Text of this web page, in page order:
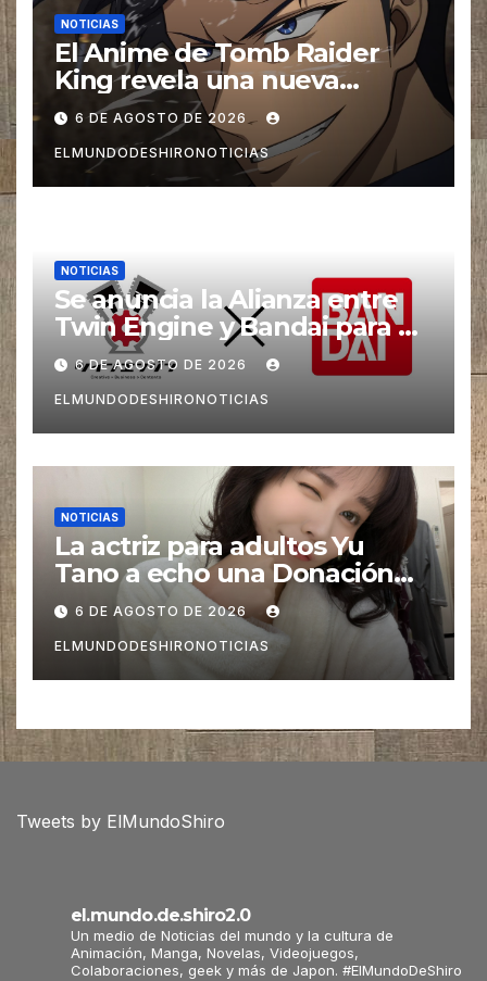
NOTICIAS
El Anime de Tomb Raider
King revela una nueva
imagen promocional
6 DE AGOSTO DE 2026
ELMUNDODESHIRONOTICIAS
NOTICIAS
Se anuncia la Alianza entre
Twin Engine y Bandai para un
nuevos Animes
6 DE AGOSTO DE 2026
ELMUNDODESHIRONOTICIAS
NOTICIAS
La actriz para adultos Yu
Tano a echo una Donación
para las Víctimas de Sismo
pero es Criticada
6 DE AGOSTO DE 2026
ELMUNDODESHIRONOTICIAS
Tweets by ElMundoShiro
el.mundo.de.shiro2.0
Un medio de Noticias del mundo y la cultura de
Animación, Manga, Novelas, Videojuegos,
Colaboraciones, geek y más de Japon. #ElMundoDeShiro